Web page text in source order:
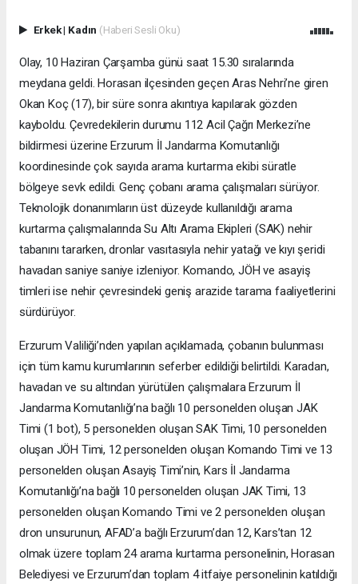
Erkek| Kadın (Haberi Sesli Oku)
Olay, 10 Haziran Çarşamba günü saat 15.30 sıralarında
meydana geldi. Horasan ilçesinden geçen Aras Nehri’ne giren
Okan Koç (17), bir süre sonra akıntıya kapılarak gözden
kayboldu. Çevredekilerin durumu 112 Acil Çağrı Merkezi’ne
bildirmesi üzerine Erzurum İl Jandarma Komutanlığı
koordinesinde çok sayıda arama kurtarma ekibi süratle
bölgeye sevk edildi. Genç çobanı arama çalışmaları sürüyor.
Teknolojik donanımların üst düzeyde kullanıldığı arama
kurtarma çalışmalarında Su Altı Arama Ekipleri (SAK) nehir
tabanını tararken, dronlar vasıtasıyla nehir yatağı ve kıyı şeridi
havadan saniye saniye izleniyor. Komando, JÖH ve asayiş
timleri ise nehir çevresindeki geniş arazide tarama faaliyetlerini
sürdürüyor.
Erzurum Valiliği’nden yapılan açıklamada, çobanın bulunması
için tüm kamu kurumlarının seferber edildiği belirtildi. Karadan,
havadan ve su altından yürütülen çalışmalara Erzurum İl
Jandarma Komutanlığı’na bağlı 10 personelden oluşan JAK
Timi (1 bot), 5 personelden oluşan SAK Timi, 10 personelden
oluşan JÖH Timi, 12 personelden oluşan Komando Timi ve 13
personelden oluşan Asayiş Timi’nin, Kars İl Jandarma
Komutanlığı’na bağlı 10 personelden oluşan JAK Timi, 13
personelden oluşan Komando Timi ve 2 personelden oluşan
dron unsurunun, AFAD’a bağlı Erzurum’dan 12, Kars’tan 12
olmak üzere toplam 24 arama kurtarma personelinin, Horasan
Belediyesi ve Erzurum’dan toplam 4 itfaiye personelinin katıldığı